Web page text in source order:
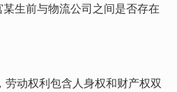
生前与物流公司之间是否存在
动权利包含人身权和财产权双